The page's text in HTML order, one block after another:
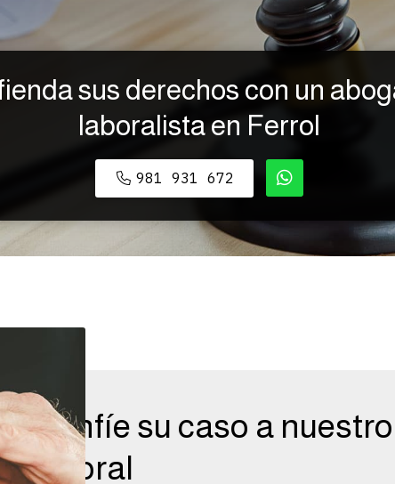
sus derechos con un
laboralista en Ferrol
981 931 672
Confíe su caso a
laboral